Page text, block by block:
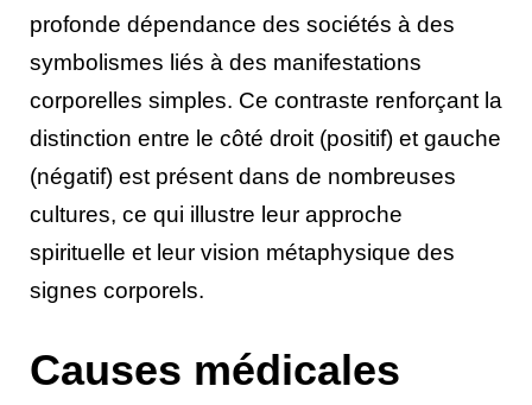
profonde dépendance des sociétés à des
symbolismes liés à des manifestations
corporelles simples. Ce contraste renforçant la
distinction entre le côté droit (positif) et gauche
(négatif) est présent dans de nombreuses
cultures, ce qui illustre leur approche
spirituelle et leur vision métaphysique des
signes corporels.
Causes médicales